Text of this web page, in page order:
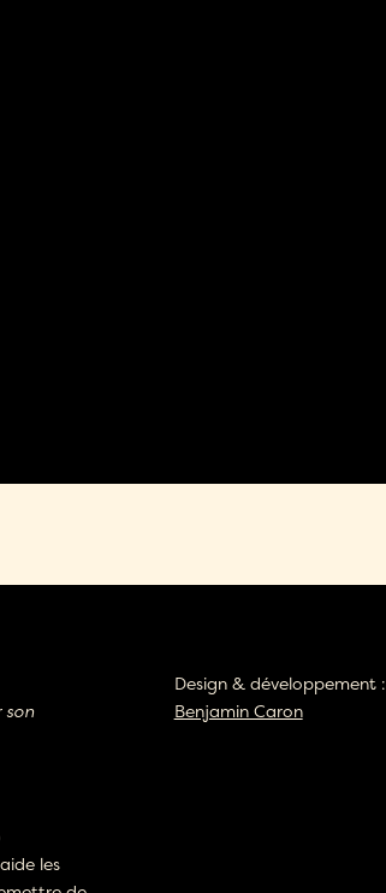
son
les
Design & développement :
Benjamin Caron